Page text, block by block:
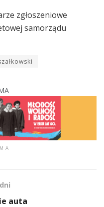
zgłoszeniowe
samorządu
auta